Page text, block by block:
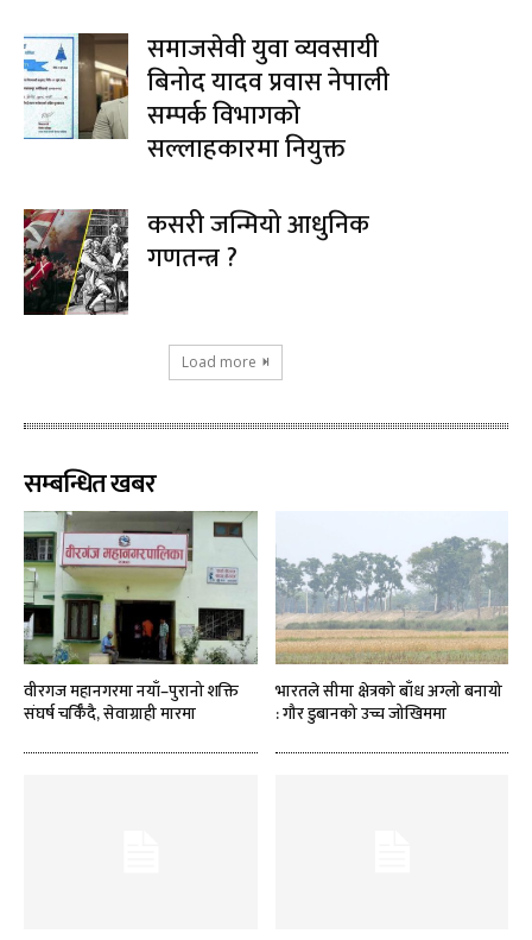
समाजसेवी युवा व्यवसायी
बिनोद यादव प्रवास नेपाली
सम्पर्क विभागको
सल्लाहकारमा नियुक्त
कसरी जन्मियो आधुनिक
गणतन्त्र ?
Load more
सम्बन्धित खबर
वीरगज महानगरमा नयाँ–पुरानो शक्ति
संघर्ष चर्किँदै, सेवाग्राही मारमा
भारतले सीमा क्षेत्रको बाँध अग्लो बनायो
: गौर डुबानको उच्च जोखिममा